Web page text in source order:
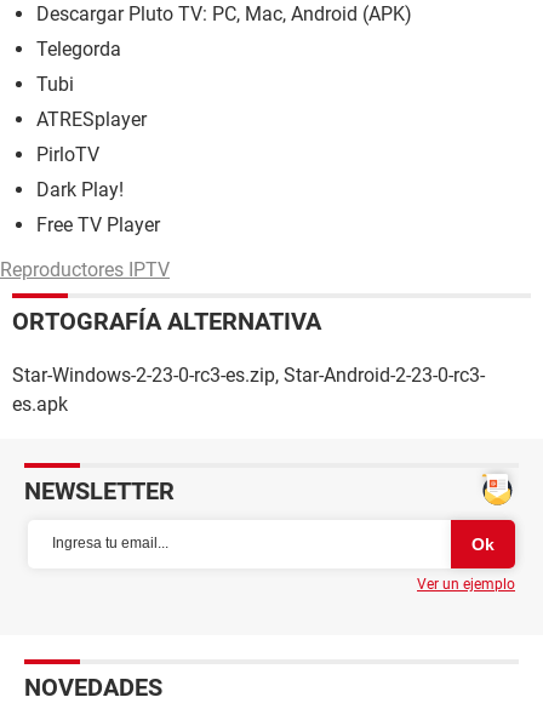
Descargar Pluto TV: PC, Mac, Android (APK)
Telegorda
Tubi
ATRESplayer
PirloTV
Dark Play!
Free TV Player
Reproductores IPTV
ORTOGRAFÍA ALTERNATIVA
Star-Windows-2-23-0-rc3-es.zip, Star-Android-2-23-0-rc3-
es.apk
NEWSLETTER
Ver un ejemplo
NOVEDADES